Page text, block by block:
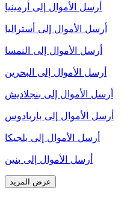
أرسل الأموال إلى أرمينيا
أرسل الأموال إلى أستراليا
أرسل الأموال إلى النمسا
أرسل الأموال إلى البحرين
أرسل الأموال إلى بنجلاديش
أرسل الأموال إلى باربادوس
أرسل الأموال إلى بلجيكا
أرسل الأموال إلى بنين
عرض المزيد